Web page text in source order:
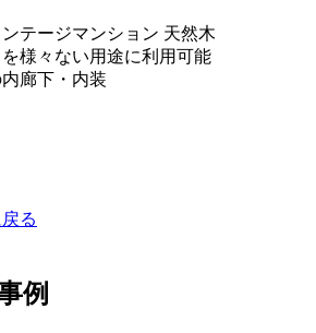
テージマンション 天然木
様々ない用途に利用可能
廊下・内装
る
例